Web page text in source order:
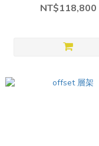
NT$118,800